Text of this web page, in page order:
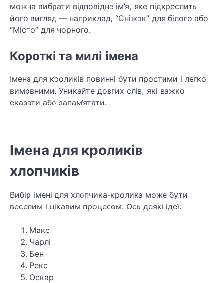
можна вибрати відповідне ім’я, яке підкреслить
його вигляд — наприклад, “Сніжок” для білого або
“Місто” для чорного.
Короткі та милі імена
Імена для кроликів повинні бути простими і легко
вимовними. Уникайте довгих слів, які важко
сказати або запам’ятати.
Імена для кроликів
хлопчиків
Вибір імені для хлопчика-кролика може бути
веселим і цікавим процесом. Ось деякі ідеї:
Макс
Чарлі
Бен
Рекс
Оскар